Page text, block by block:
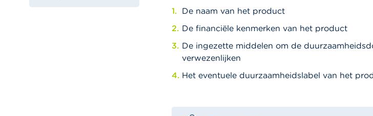
De naam van het product
De financiële kenmerken van het product
De ingezette middelen om de
verwezenlijken
Het eventuele duurzaamheidslabel van het